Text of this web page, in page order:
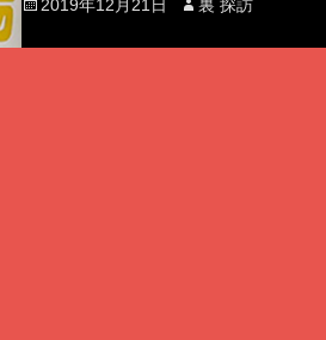
2019年12月21日 裏 探訪